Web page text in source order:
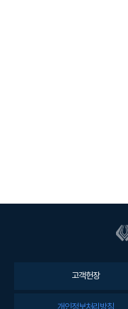
고객헌장